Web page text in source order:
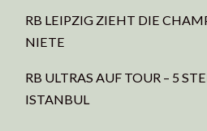
RB LEIPZIG ZIEHT DIE
NIETE
RB ULTRAS AUF TOUR – 5
ISTANBUL